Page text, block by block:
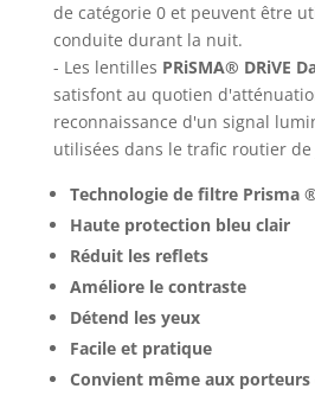
de catégorie 0 et peuvent être
conduite durant la nuit.
- Les lentilles PRiSMA® DRiVE
satisfont au quotien
reconnaissance d'un signal
utilisées dans le trafic routier
Technologie de filtre Prisma
Haute protection bleu clair
Réduit les reflets
Améliore le contraste
Détend les yeux
Facile et pratique
Convient même aux